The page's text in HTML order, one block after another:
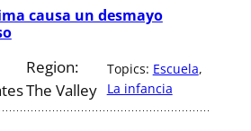
causa un desmayo
Region:
The Valley
Topics: Escuela
La infancia